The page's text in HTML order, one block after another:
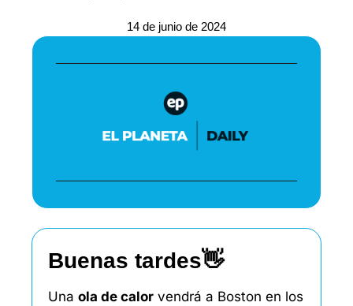
14 de junio de 2024
Buenas tardes👋
Una ola de calor vendrá a Boston en los